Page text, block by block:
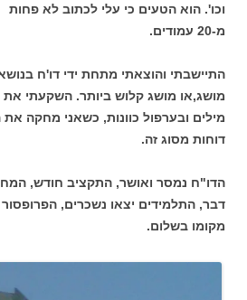
וכו'. הוא הטעים כי עלי לכתוב לא פחות
מ-20 עמודים.
התיישבתי והוצאתי מתחת ידי דו'ח
מושג,או מושג קלוש ביותר. השקעתי את
מילים ובערפול כוונות, כשאני מחקה
דוחות מסוג זה.
הדו"ח נמסר ואושר, התקציב חודש,
דבר, התלמידים יצאו נשכרים,
מקומו בשלום.